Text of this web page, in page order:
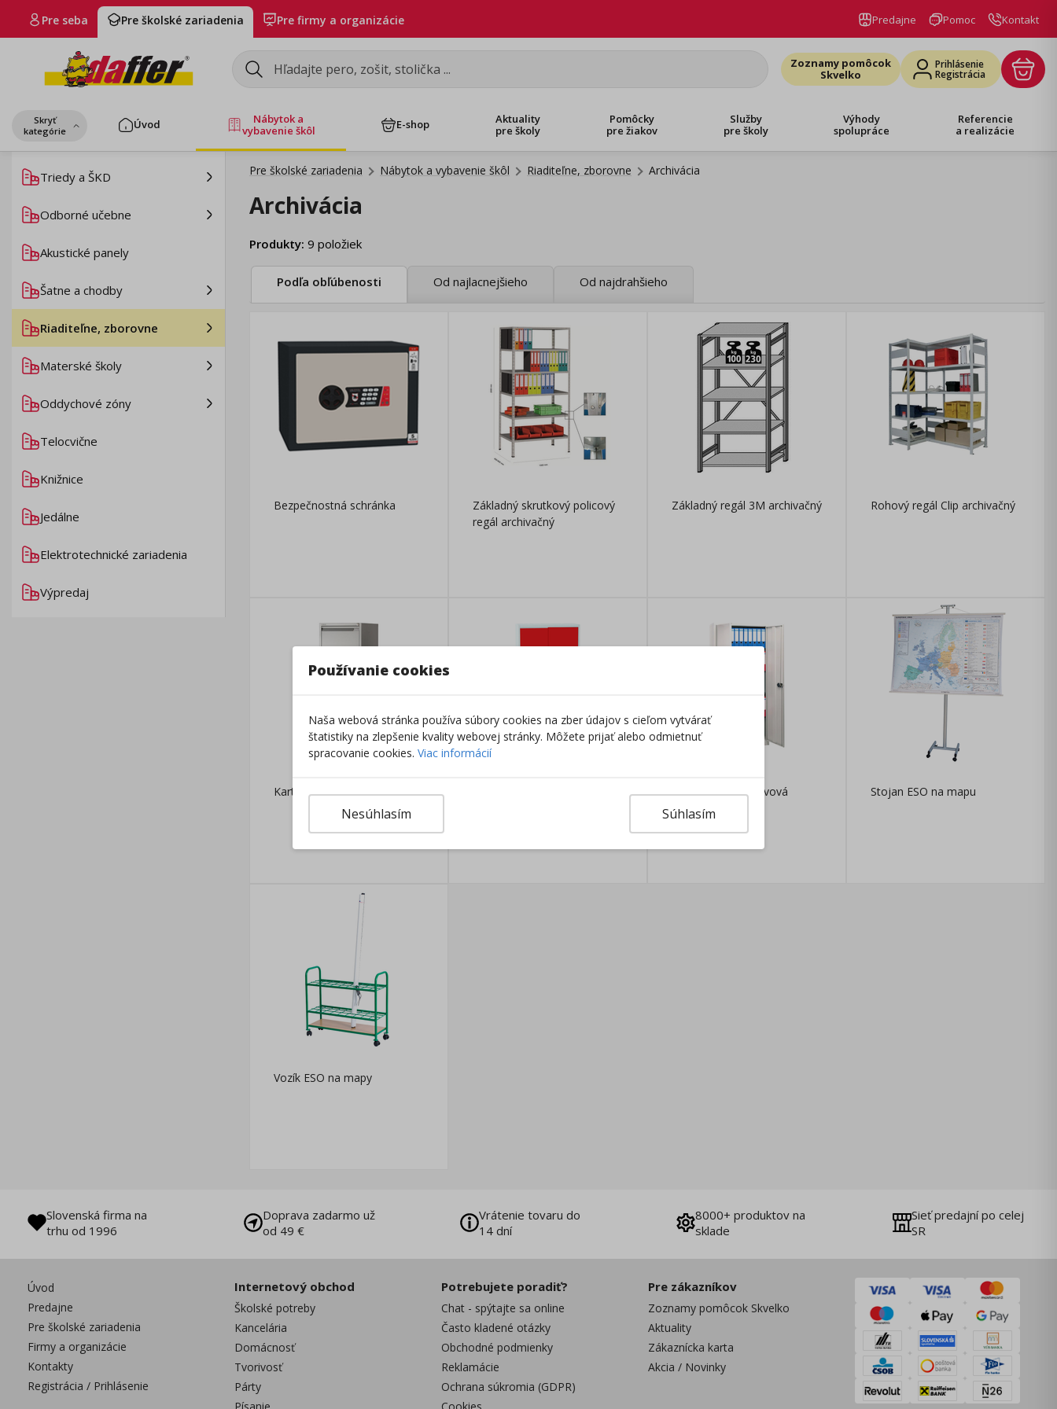
Pre seba Pre školské zariadenia Pre firmy a organizácie Predajne Pomoc Kontakt
Zoznamy pomôcok
Skvelko
Prihlásenie
Registrácia
Skryť
kategórie
Úvod
Nábytok a
vybavenie škôl
E-shop
Aktuality
pre školy
Pomôcky
pre žiakov
Služby
pre školy
Výhody
spolupráce
Referencie
a realizácie
Triedy a ŠKD
Odborné učebne
Akustické panely
Šatne a chodby
Riaditeľne, zborovne
Materské školy
Oddychové zóny
Telocvične
Knižnice
Jedálne
Elektrotechnické zariadenia
Výpredaj
Pre školské zariadenia Nábytok a vybavenie škôl Riaditeľne, zborovne Archivácia
Archivácia
Produkty: 9 položiek
Podľa obľúbenosti Od najlacnejšieho Od najdrahšieho
Bezpečnostná schránka
Základný skrutkový policový
regál archivačný
Základný regál 3M archivačný Rohový regál Clip archivačný
Kartotéka A4 zásuvková Skriňa spisová, kovová Stojan ESO na mapu
Vozík ESO na mapy
Slovenská firma na
trhu od 1996
Doprava zadarmo už
od 49 €
Vrátenie tovaru do
14 dní
8000+ produktov na
sklade
Sieť predajní po celej
SR
Úvod
Predajne
Pre školské zariadenia
Firmy a organizácie
Kontakty
Registrácia / Prihlásenie
Internetový obchod
Školské potreby
Kancelária
Domácnosť
Tvorivosť
Párty
Potrebujete poradiť?
Chat - spýtajte sa online
Často kladené otázky
Obchodné podmienky
Reklamácie
Ochrana súkromia (GDPR)
Pre zákazníkov
Zoznamy pomôcok Skvelko
Aktuality
Zákaznícka karta
Akcia / Novinky
Používanie cookies
Naša webová stránka používa súbory cookies na zber údajov s cieľom vytvárať
štatistiky na zlepšenie kvality webovej stránky. Môžete prijať alebo odmietnuť
spracovanie cookies. Viac informácií
Súhlasím
Nesúhlasím